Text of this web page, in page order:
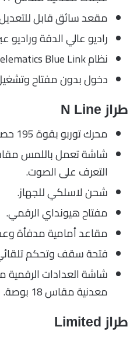
مقعد سائق قابل للتعديل
راديو عالي الدقة وراديو
نظام Telematics Blue Link من Hyundai.
دخول بدون مفتاح
طراز N Line
محرك توربو بقوة 195 حصانًا.
التعرف على الصوت.
شحن لاسلكي للجهاز.
مفتاح هيونداي الرقمي.
مقاعد أمامية مدفأة
فتحة سقف وتحكم
معدنية مقاس 18 بوصة.
طراز Limited